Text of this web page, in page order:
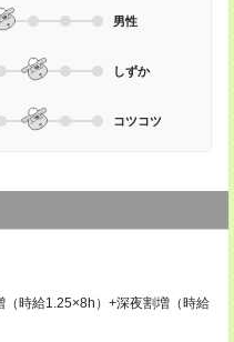
男性
しずか
コツコツ
時給1.25×8h）+深夜割増（時給